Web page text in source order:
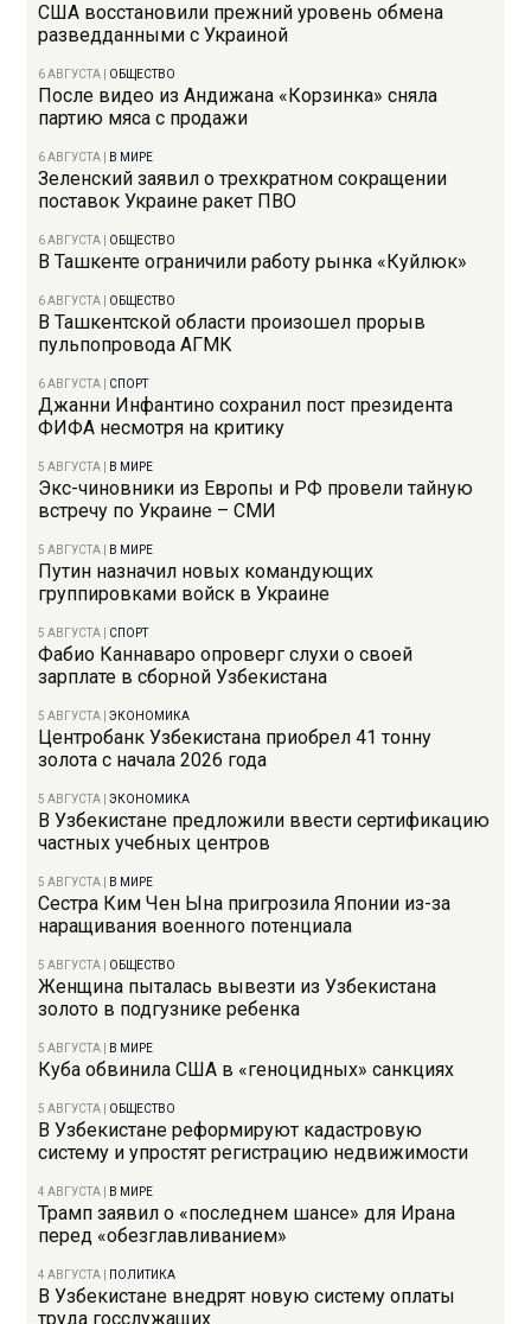
США восстановили прежний уровень обмена
разведданными с Украиной
6 АВГУСТА ОБЩЕСТВО
После видео из Андижана «Корзинка» сняла
партию мяса с продажи
6 АВГУСТА В МИРЕ
Зеленский заявил о трехкратном сокращении
поставок Украине ракет ПВО
6 АВГУСТА ОБЩЕСТВО
В Ташкенте ограничили работу рынка «Куйлюк»
6 АВГУСТА ОБЩЕСТВО
В Ташкентской области произошел прорыв
пульпопровода АГМК
6 АВГУСТА СПОРТ
Джанни Инфантино сохранил пост президента
ФИФА несмотря на критику
5 АВГУСТА В МИРЕ
Экс-чиновники из Европы и РФ провели тайную
встречу по Украине – СМИ
5 АВГУСТА В МИРЕ
Путин назначил новых командующих
группировками войск в Украине
5 АВГУСТА СПОРТ
Фабио Каннаваро опроверг слухи о своей
зарплате в сборной Узбекистана
5 АВГУСТА |ЭКОНОМИКА
Центробанк Узбекистана приобрел 41 тонну
золота с начала 2026 года
5 АВГУСТА |ЭКОНОМИКА
В Узбекистане предложили ввести сертификацию
частных учебных центров
5 АВГУСТА В МИРЕ
Сестра Ким Чен Ына пригрозила Японии из-за
наращивания военного потенциала
5 АВГУСТА ОБЩЕСТВО
Женщина пыталась вывезти из Узбекистана
золото в подгузнике ребенка
5 АВГУСТА В МИРЕ
Куба обвинила США в «геноцидных» санкциях
5 АВГУСТА ОБЩЕСТВО
В Узбекистане реформируют кадастровую
систему и упростят регистрацию недвижимости
4 АВГУСТА В МИРЕ
Трамп заявил о «последнем шансе» для Ирана
перед «обезглавливанием»
4 АВГУСТА ПОЛИТИКА
В Узбекистане внедрят новую систему оплаты
труда госслужащих